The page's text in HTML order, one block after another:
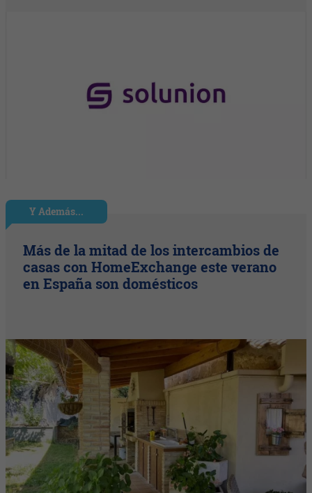
Y Además...
Más de la mitad de los intercambios de
casas con HomeExchange este verano
en España son domésticos